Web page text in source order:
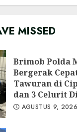
MISSED
Brimob Polda
Bergerak
Tawuran di
dan 3 Celurit
AGUSTUS 9, 2026